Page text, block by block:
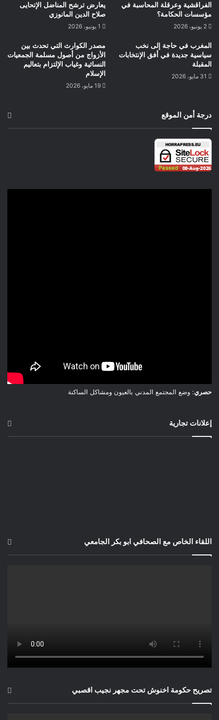
ما من شأنه ……هذا لا يعني أن الأمن الدنماركي مقصر في توفير
الأمن وحماية كل أتباع الديانات السماوية الأخرى سواء المسلمين
رجال الأمن الدنماركيين في الساحة التي احتضنت تجمع المسلمين
بالقرب أكبر مركز تجاري خاص بالجالية المسلمة في أورهوس لأداء
صلاة العيد كانت النقطة الوحيدة المضيئة التي تستوجب التغطية
الإعلامية لكن مسألة التنبيه تبقى ضرورية .حيمري البشير مدينة
الفراقشية وعرقلة المحاسبة في
مؤسسات الحكامة؟
2 يونيو، 2026
يعارض ترشح المناضل الإتحايى
صلاح الدين المانوزي
1 يونيو، 2026
المغرب في حاجة إلى نخب
سياسية جديدة في أفق الإنتخابات
المقبلة
31 مايو، 2026
مصدر الكوارث التي تحدث بين
الأزواج من أصول مسلمة الجمعيات
النسائية وغياب الإلتزام بتعاليم
الإسلام
19 مايو، 2026
درجة أمن الموقع
حصري: وضع المجتمع المدني بالعيون ومشاكل الساكنة
إعلانات تجارية
اللقاء الخاص مع الصحافي ابو بكر الجامعي
تصريح حكومة اخنوش تحت مجهر نجيب اقصبي